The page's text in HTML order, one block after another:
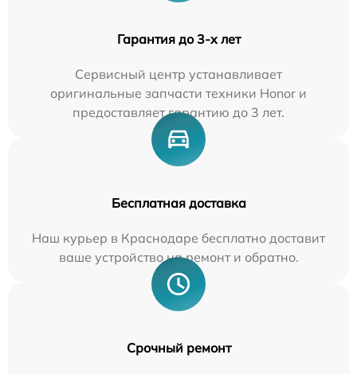
Гарантия до 3-х лет
Сервисный центр устанавливает
оригинальные запчасти техники Honor и
предоставляет гарантию до 3 лет.
Бесплатная доставка
Наш курьер в Краснодаре бесплатно доставит
ваше устройство на ремонт и обратно.
Срочный ремонт